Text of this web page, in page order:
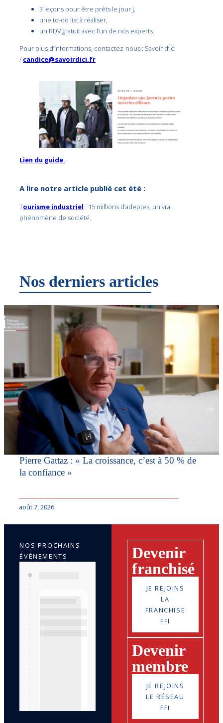
3 leçons pour être prêts le jour J,
une to-do list à réaliser,
un RDV gratuit avec l’un de nos experts.
Pour plus d’informations, contactez-nous : Savoir d’ici
/ candice@savoirdici.fr
Lien du guide.
A lire notre article publié cet été :
Tourisme industriel : 15 millions d’adeptes, un vrai
phénomène de société.
Nos derniers articles
Pierre Gattaz : « La croissance, c’est à 50 % de
la confiance »
août 7, 2026
Devenir
franchisé
JE REJOINS
LA
FRANCHISE
FFI
Devenir
membre
JE REJOINS
LE RÉSEAU
FFI
NOS PROCHAINS
ÉVÉNEMENTS